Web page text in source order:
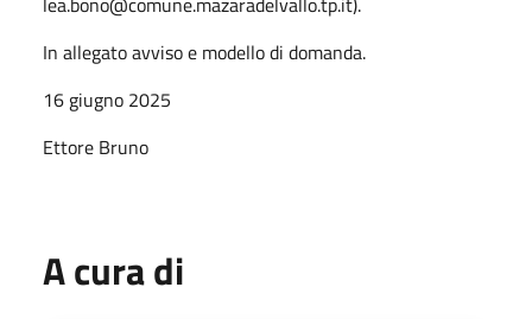
In allegato avviso e modello di domanda.
16 giugno 2025
Ettore Bruno
A cura di